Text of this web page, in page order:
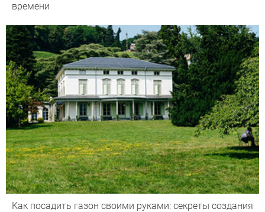
времени
Как посадить газон своими руками: секреты создания